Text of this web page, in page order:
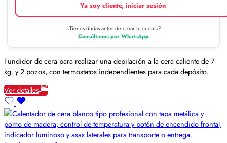
Ya soy cliente, iniciar sesión
¿Tienes dudas antes de crear tu cuenta?
Consúltanos por WhatsApp
Fundidor de cera para realizar una depilación a la cera caliente de 7
kg. y 2 pozos, con termostatos independientes para cada depósito.
Ver detalles